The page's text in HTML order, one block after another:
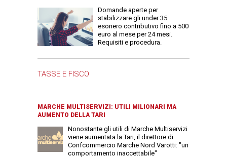
Domande aperte per
stabilizzare gli under 35:
esonero contributivo fino a 500
euro al mese per 24 mesi.
Requisiti e procedura.
TASSE E FISCO
MARCHE MULTISERVIZI: UTILI MILIONARI MA
AUMENTO DELLA TARI
Nonostante gli utili di Marche Multiservizi
viene aumentata la Tari, il direttore di
Confcommercio Marche Nord Varotti: "un
comportamento inaccettabile"